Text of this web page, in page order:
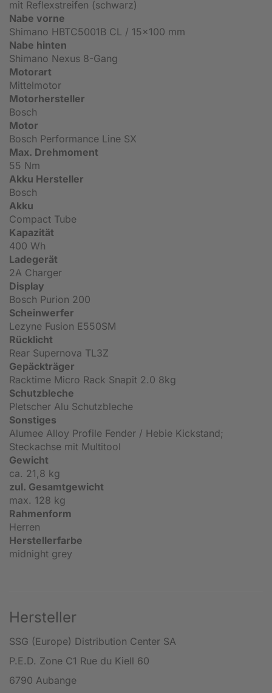
mit Reflexstreifen (schwarz)
Nabe vorne
Shimano HBTC5001B CL / 15x100 mm
Nabe hinten
Shimano Nexus 8-Gang
Motorart
Mittelmotor
Motorhersteller
Bosch
Motor
Bosch Performance Line SX
Max. Drehmoment
55 Nm
Akku Hersteller
Bosch
Akku
Compact Tube
Kapazität
400 Wh
Ladegerät
2A Charger
Display
Bosch Purion 200
Scheinwerfer
Lezyne Fusion E550SM
Rücklicht
Rear Supernova TL3Z
Gepäckträger
Racktime Micro Rack Snapit 2.0 8kg
Schutzbleche
Pletscher Alu Schutzbleche
Sonstiges
Alumee Alloy Profile Fender / Hebie Kickstand;
Steckachse mit Multitool
Gewicht
ca. 21,8 kg
zul. Gesamtgewicht
max. 128 kg
Rahmenform
Herren
Herstellerfarbe
midnight grey
Hersteller
SSG (Europe) Distribution Center SA
P.E.D. Zone C1 Rue du Kiell 60
6790 Aubange